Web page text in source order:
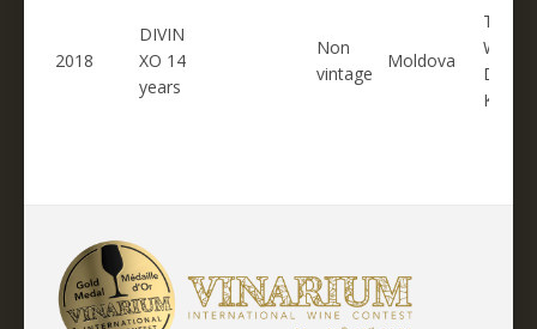
2018
DIVIN
XO 14
years
Non
vintage
Moldova
KVINT